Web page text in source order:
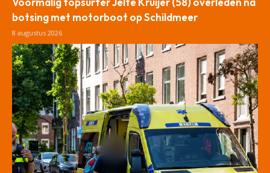
botsing met motorboot op Schildmeer
8 augustus 2026